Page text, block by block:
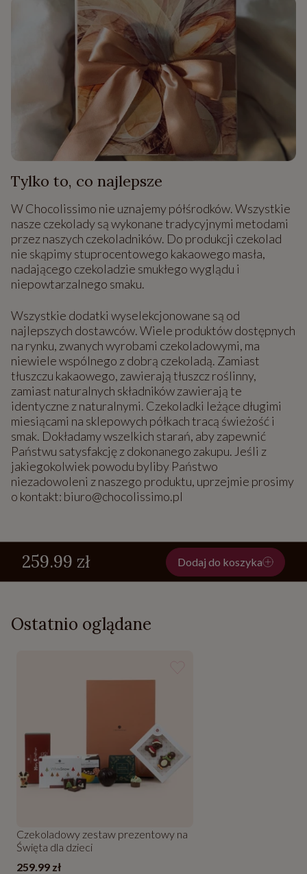
Tylko to, co najlepsze
W Chocolissimo nie uznajemy półśrodków. Wszystkie
nasze czekolady są wykonane tradycyjnymi metodami
przez naszych czekoladników. Do produkcji czekolad
nie skąpimy stuprocentowego kakaowego masła,
nadającego czekoladzie smukłego wyglądu i
niepowtarzalnego smaku.
Wszystkie dodatki wyselekcjonowane są od
najlepszych dostawców. Wiele produktów dostępnych
na rynku, zwanych wyrobami czekoladowymi, ma
niewiele wspólnego z dobrą czekoladą. Zamiast
tłuszczu kakaowego, zawierają tłuszcz roślinny,
zamiast naturalnych składników zawierają te
identyczne z naturalnymi. Czekoladki leżące długimi
miesiącami na sklepowych półkach tracą świeżość i
smak. Dokładamy wszelkich starań, aby zapewnić
Państwu satysfakcję z dokonanego zakupu. Jeśli z
jakiegokolwiek powodu byliby Państwo
niezadowoleni z naszego produktu, uprzejmie prosimy
o kontakt: biuro@chocolissimo.pl
259.99 zł Dodaj do koszyka
Ostatnio oglądane
Czekoladowy zestaw prezentowy na
Święta dla dzieci
259.99 zł